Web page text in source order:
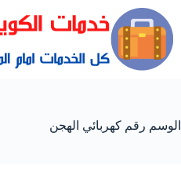
الوسم رقم كهربائي الهجن